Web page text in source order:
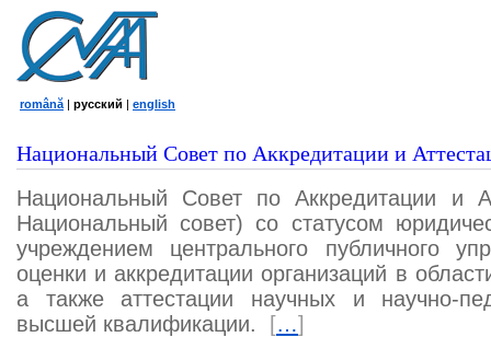
română | русский | english
Национальный Совет по Аккредитации и
Национальный Совет по Аккредитации и
Национальный совет) со статусом
учреждением центрального публичного
оценки и аккредитации организаций в
а также аттестации научных и научно-
высшей квалификации.
[…]